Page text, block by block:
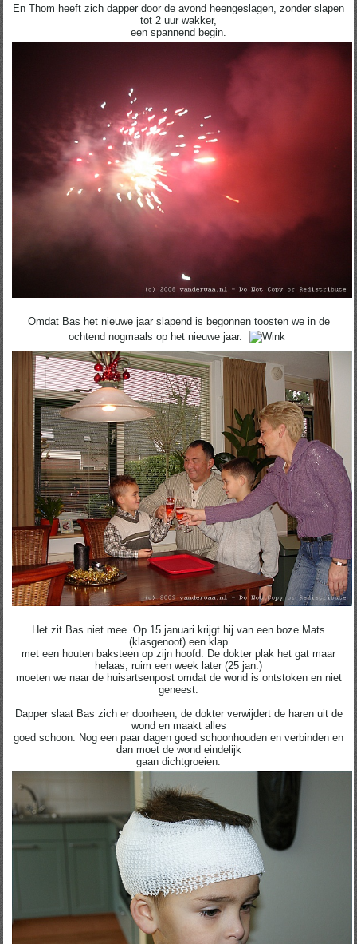
En Thom heeft zich dapper door de avond heengeslagen, zonder slapen
tot 2 uur wakker,
een spannend begin.
Omdat Bas het nieuwe jaar slapend is begonnen toosten we in de
ochtend nogmaals op het nieuwe jaar.
Het zit Bas niet mee. Op 15 januari krijgt hij van een boze Mats
(klasgenoot) een klap
met een houten baksteen op zijn hoofd. De dokter plak het gat maar
helaas, ruim een week later (25 jan.)
moeten we naar de huisartsenpost omdat de wond is ontstoken en niet
geneest.
Dapper slaat Bas zich er doorheen, de dokter verwijdert de haren uit de
wond en maakt alles
goed schoon. Nog een paar dagen goed schoonhouden en verbinden en
dan moet de wond eindelijk
gaan dichtgroeien.